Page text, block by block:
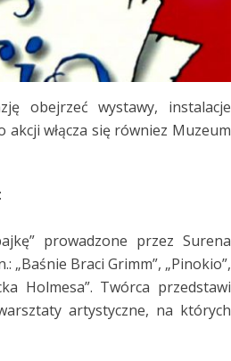
obejrzeć wystawy, instalacje
włącza się równiez Muzeum
prowadzone przez Surena
„Baśnie Braci Grimm”, „Pinokio”,
Holmesa”. Twórca przedstawi
artystyczne, na których